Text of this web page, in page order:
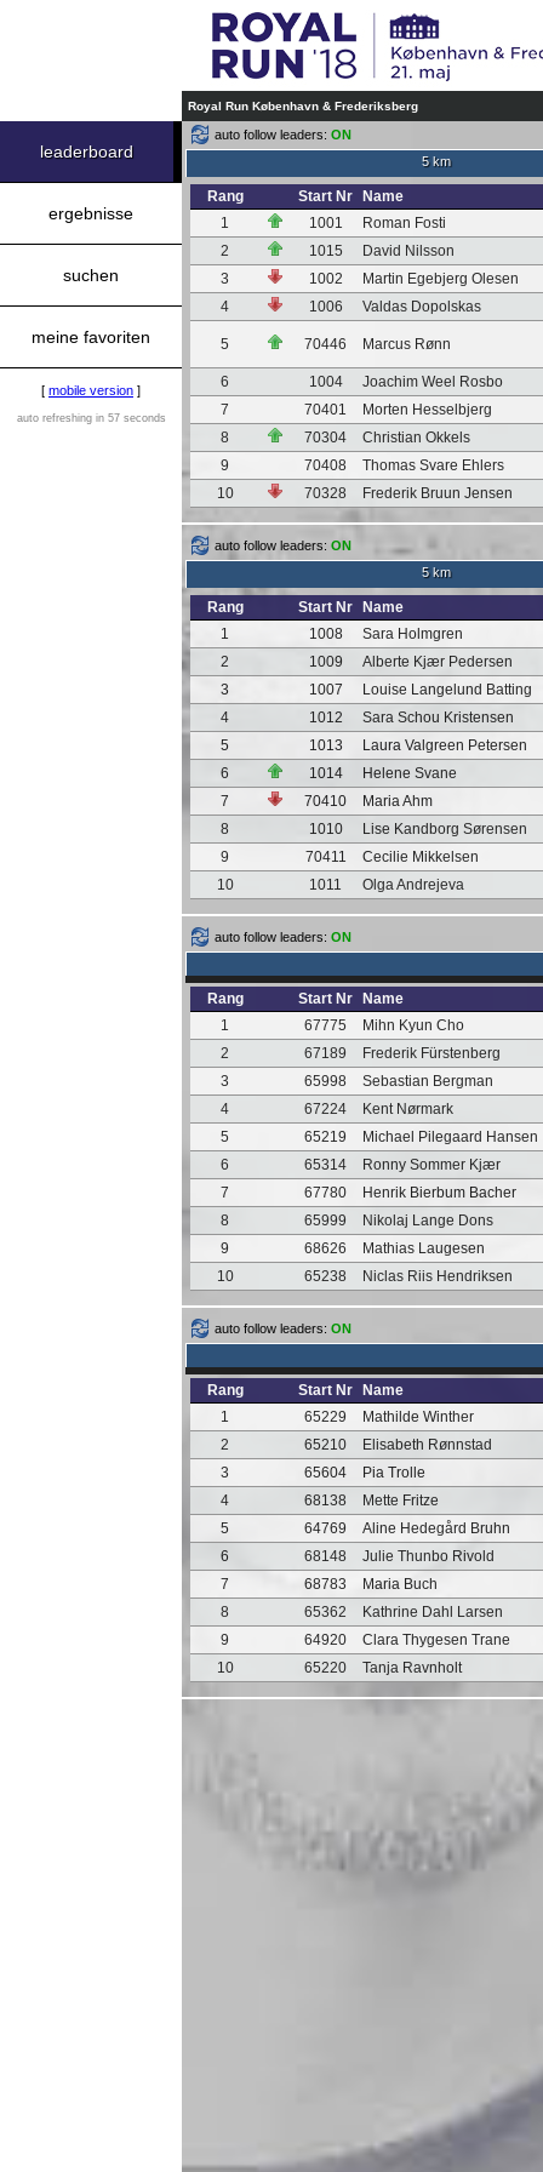
Royal Run København & Frederiksberg
leaderboard
ergebnisse
suchen
meine favoriten
[ mobile version ]
auto refreshing in 57 seconds
auto follow leaders: ON
5 km
Rang Start Nr
Name
1
1001
Roman Fosti
2
1015
David Nilsson
3
1002
Martin Egebjerg Olesen
4
1006 Valdas Dopolskas
5 70446 Marcus Rønn
6 1004
Joachim Weel Rosbo
7
70401
Morten Hesselbjerg
8
70304
Christian Okkels
9
70408
Thomas Svare Ehlers
10
70328 Frederik Bruun Jensen
auto follow leaders: ON
5 km
Rang Start Nr
Name
1
1008
Sara Holmgren
2
1009
Alberte Kjær Pedersen
3
1007
Louise Langelund Batting
4
1012
Sara Schou Kristensen
5
1013
Laura Valgreen Petersen
6
1014
Helene Svane
7
70410
Maria Ahm
8
1010
Lise Kandborg Sørensen
9
70411
Cecilie Mikkelsen
10
1011 Olga Andrejeva
auto follow leaders: ON
Rang Start Nr
Name
1
67775
Mihn Kyun Cho
2
67189
Frederik Fürstenberg
3
65998
Sebastian Bergman
4
67224
Kent Nørmark
5
65219
Michael Pilegaard Hansen
6
65314
Ronny Sommer Kjær
7
67780
Henrik Bierbum Bacher
8
65999
Nikolaj Lange Dons
9
68626
Mathias Laugesen
10
65238 Niclas Riis Hendriksen
auto follow leaders: ON
Rang Start Nr
Name
1
65229
Mathilde Winther
2
65210
Elisabeth Rønnstad
3
65604
Pia Trolle
4
68138
Mette Fritze
5
64769
Aline Hedegård Bruhn
6
68148
Julie Thunbo Rivold
7
68783
Maria Buch
8
65362
Kathrine Dahl Larsen
9
64920
Clara Thygesen Trane
10
65220 Tanja Ravnholt